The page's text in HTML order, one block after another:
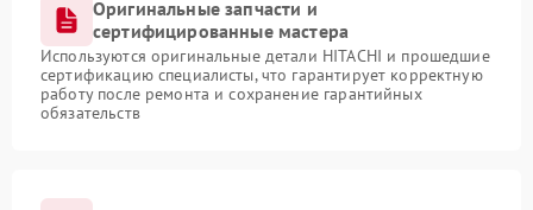
Оригинальные запчасти и
сертифицированные мастера
Используются оригинальные детали HITACHI и прошедшие
сертификацию специалисты, что гарантирует корректную
работу после ремонта и сохранение гарантийных
обязательств